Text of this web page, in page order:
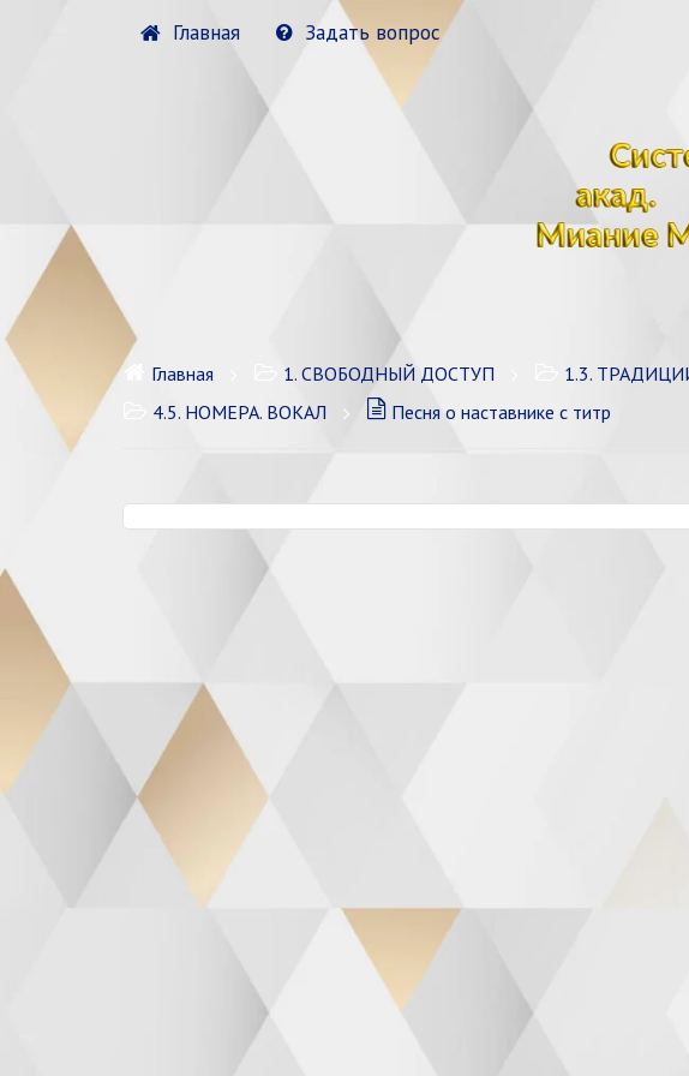
Главная Задать вопрос
Главная 1. СВОБОДНЫЙ ДОСТУП 1.3. ТРАДИЦИИ
4.5. НОМЕРА. ВОКАЛ
Песня о наставнике с титр